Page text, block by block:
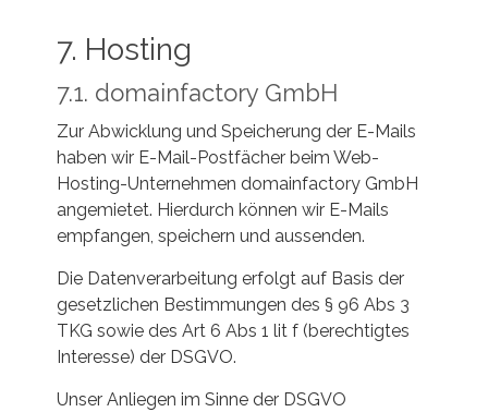
7. Hosting
7.1. domainfactory GmbH
Zur Abwicklung und Speicherung der E-Mails
haben wir E-Mail-Postfächer beim Web-
Hosting-Unternehmen domainfactory GmbH
angemietet. Hierdurch können wir E-Mails
empfangen, speichern und aussenden.
Die Datenverarbeitung erfolgt auf Basis der
gesetzlichen Bestimmungen des § 96 Abs 3
TKG sowie des Art 6 Abs 1 lit f (berechtigtes
Interesse) der DSGVO.
Unser Anliegen im Sinne der DSGVO